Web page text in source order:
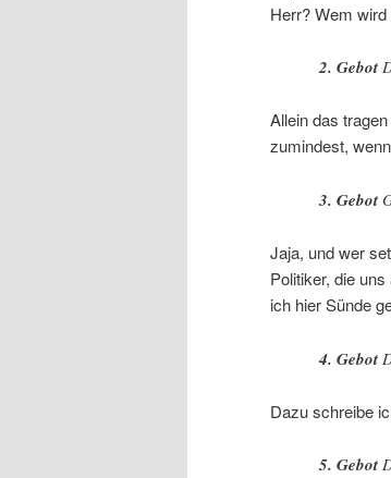
Herr? Wem
2. Gebot
Allein das
zumindest,
3. Gebot
Jaja, und wer
Politiker, die
ich hier Sünde
4. Gebot
Dazu schreibe
5. Gebot